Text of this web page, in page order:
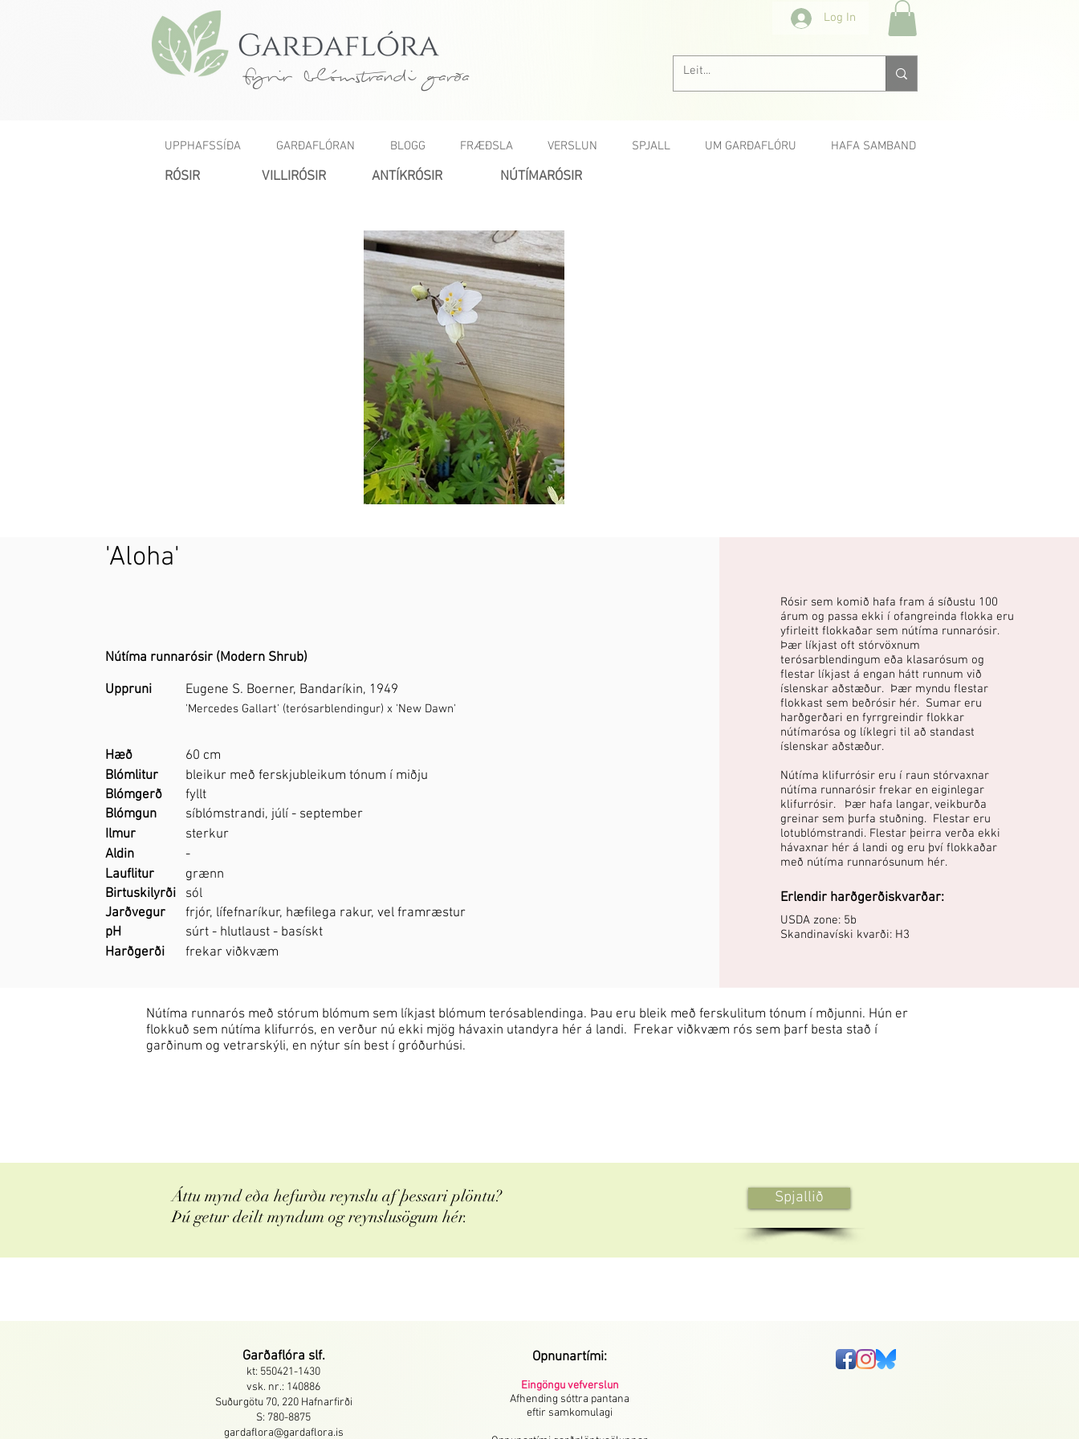
fyrir blómstrandi garða
Log In
UPPHAFSSÍÐA GARÐAFLÓRAN BLOGG FRÆÐSLA VERSLUN SPJALL UM GARÐAFLÓRU HAFA SAMBAND
RÓSIR VILLIRÓSIR ANTÍKRÓSIR NÚTÍMARÓSIR
'Aloha'
Nútíma runnarósir (Modern Shrub)
Uppruni
Eugene S. Boerner, Bandaríkin, 1949
'Mercedes Gallart' (terósarblendingur) x 'New Dawn'
Hæð
60 cm
Blómlitur
bleikur með ferskjubleikum tónum í miðju
Blómgerð
fyllt
Blómgun
síblómstrandi, júlí - september
Ilmur
sterkur
Aldin
-
Lauflitur
grænn
Birtuskilyrði
sól
Jarðvegur
frjór, lífefnaríkur, hæfilega rakur, vel framræstur
pH
súrt - hlutlaust - basískt
Harðgerði
frekar viðkvæm
Rósir sem komið hafa fram á síðustu 100
árum og passa ekki í ofangreinda flokka eru
yfirleitt flokkaðar sem nútíma runnarósir.
Þær líkjast oft stórvöxnum
terósarblendingum eða klasarósum og
flestar líkjast á engan hátt runnum við
íslenskar aðstæður. Þær myndu flestar
flokkast sem beðrósir hér. Sumar eru
harðgerðari en fyrrgreindir flokkar
nútímarósa og líklegri til að standast
íslenskar aðstæður.
Nútíma klifurrósir eru í raun stórvaxnar
nútíma runnarósir frekar en eiginlegar
klifurrósir. Þær hafa langar, veikburða
greinar sem þurfa stuðning. Flestar eru
lotublómstrandi. Flestar þeirra verða ekki
hávaxnar hér á landi og eru því flokkaðar
með nútíma runnarósunum hér.
Erlendir harðgerðiskvarðar:
USDA zone: 5b
Skandinavíski kvarði: H3
Nútíma runnarós með stórum blómum sem líkjast blómum terósablendinga. Þau eru bleik með ferskulitum tónum í mðjunni. Hún er
flokkuð sem nútíma klifurrós, en verður nú ekki mjög hávaxin utandyra hér á landi. Frekar viðkvæm rós sem þarf besta stað í
garðinum og vetrarskýli, en nýtur sín best í gróðurhúsi.
Áttu mynd eða hefurðu reynslu af þessari plöntu?
Þú getur deilt myndum og reynslusögum hér.
Spjallið
Garðaflóra slf.
kt: 550421-1430
vsk. nr.: 140886
Suðurgötu 70, 220 Hafnarfirði
S: 780-8875
gardaflora@gardaflora.is
Opnunartími:
Eingöngu vefverslun
Afhending sóttra pantana
eftir samkomulagi